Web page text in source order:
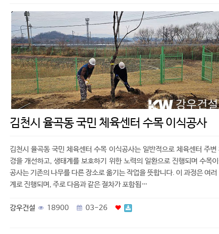
김천시 율곡동 국민 체육센터 수목 이식공사
김천시 율곡동 국민 체육센터 수목 이식공사는 일반적으로 체육센터 주변
경을 개선하고, 생태계를 보호하기 위한 노력의 일환으로 진행되며 수목
공사는 기존의 나무를 다른 장소로 옮기는 작업을 뜻합니다. 이 과정은 여러
계로 진행되며, 주로 다음과 같은 절차가 포함됩…
강우건설 18900 03-26